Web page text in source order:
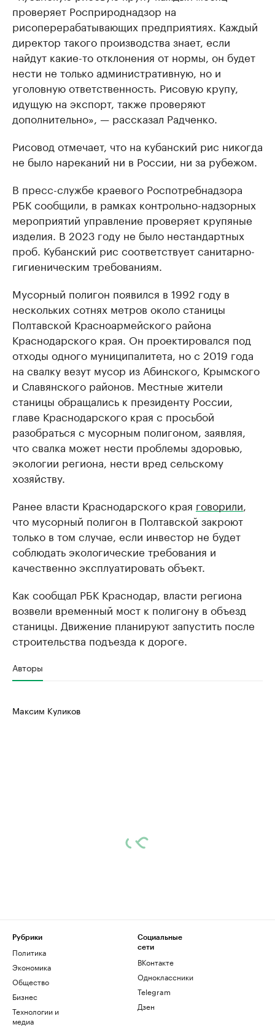
проверяет Росприроднадзор на
рисоперерабатывающих предприятиях. Каждый
директор такого производства знает, если
найдут какие-то отклонения от нормы, он будет
нести не только административную, но и
уголовную ответственность. Рисовую крупу,
идущую на экспорт, также проверяют
дополнительно», — рассказал Радченко.
Рисовод отмечает, что на кубанский рис никогда
не было нареканий ни в России, ни за рубежом.
В пресс-службе краевого Роспотребнадзора
РБК сообщили, в рамках контрольно-надзорных
мероприятий управление проверяет крупяные
изделия. В 2023 году не было нестандартных
проб. Кубанский рис соответствует санитарно-
гигиеническим требованиям.
Мусорный полигон появился в 1992 году в
нескольких сотнях метров около станицы
Полтавской Красноармейского района
Краснодарского края. Он проектировался под
отходы одного муниципалитета, но с 2019 года
на свалку везут мусор из Абинского, Крымского
и Славянского районов. Местные жители
станицы обращались к президенту России,
главе Краснодарского края с просьбой
разобраться с мусорным полигоном, заявляя,
что свалка может нести проблемы здоровью,
экологии региона, нести вред сельскому
хозяйству.
Ранее власти Краснодарского края говорили
что мусорный полигон в Полтавской закроют
только в том случае, если инвестор не будет
соблюдать экологические требования и
качественно эксплуатировать объект.
Как сообщал РБК Краснодар, власти региона
возвели временный мост к полигону в объезд
станицы. Движение планируют запустить после
строительства подъезда к дороге.
Авторы
Максим Куликов
Рубрики
Политика
Экономика
Общество
Бизнес
Технологии и
медиа
Социальные
сети
ВКонтакте
Одноклассники
Telegram
Дзен